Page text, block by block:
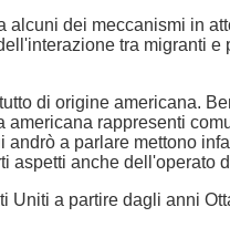
dei meccanismi in
tra migranti
di origine americana.
rappresenti
a parlare mettono
aspetti anche dell'operato
a partire dagli anni